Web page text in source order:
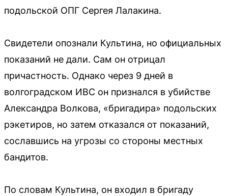
подольской ОПГ Сергея Лалакина.
Свидетели опознали Культина, но официальных
показаний не дали. Сам он отрицал
причастность. Однако через 9 дней в
волгоградском ИВС он признался в убийстве
Александра Волкова, «бригадира» подольских
рэкетиров, но затем отказался от показаний,
сославшись на угрозы со стороны местных
бандитов.
По словам Культина, он входил в бригаду